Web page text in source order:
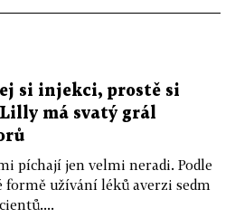
si injekci, prostě si
má svatý grál
píchají jen velmi neradi. Podle
užívání léků averzi sedm